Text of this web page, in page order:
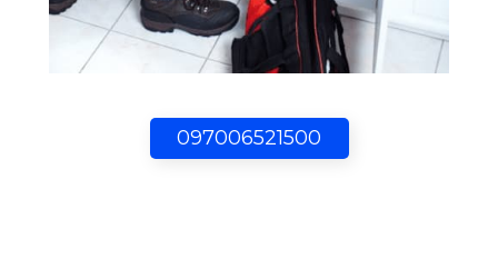
097006521500